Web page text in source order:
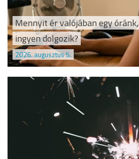
Mennyit ér valójában egy
ingyen dolgozik?
2026. augusztus 5.